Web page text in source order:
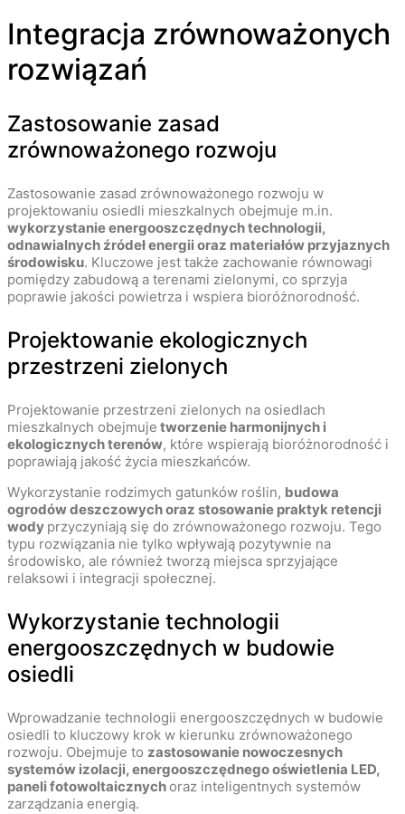
Integracja zrównoważonych
rozwiązań
Zastosowanie zasad
zrównoważonego rozwoju
Zastosowanie zasad zrównoważonego rozwoju w
projektowaniu osiedli mieszkalnych obejmuje m.in.
wykorzystanie energooszczędnych technologii,
odnawialnych źródeł energii oraz materiałów przyjaznych
środowisku. Kluczowe jest także zachowanie równowagi
pomiędzy zabudową a terenami zielonymi, co sprzyja
poprawie jakości powietrza i wspiera bioróżnorodność.
Projektowanie ekologicznych
przestrzeni zielonych
Projektowanie przestrzeni zielonych na osiedlach
mieszkalnych obejmuje tworzenie harmonijnych i
ekologicznych terenów, które wspierają bioróżnorodność i
poprawiają jakość życia mieszkańców.
Wykorzystanie rodzimych gatunków roślin, budowa
ogrodów deszczowych oraz stosowanie praktyk retencji
wody przyczyniają się do zrównoważonego rozwoju. Tego
typu rozwiązania nie tylko wpływają pozytywnie na
środowisko, ale również tworzą miejsca sprzyjające
relaksowi i integracji społecznej.
Wykorzystanie technologii
energooszczędnych w budowie
osiedli
Wprowadzanie technologii energooszczędnych w budowie
osiedli to kluczowy krok w kierunku zrównoważonego
rozwoju. Obejmuje to zastosowanie nowoczesnych
systemów izolacji, energooszczędnego oświetlenia LED,
paneli fotowoltaicznych oraz inteligentnych systemów
zarządzania energią.